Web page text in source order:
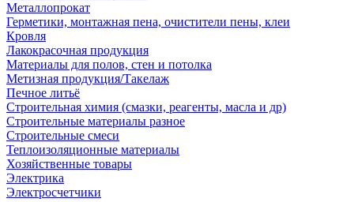
Металлопрокат
Герметики, монтажная пена, очистители пены, клеи
Кровля
Лакокрасочная продукция
Материалы для полов, стен и потолка
Метизная продукция/Такелаж
Печное литьё
Строительная химия (смазки, реагенты, масла и др)
Строительные материалы разное
Строительные смеси
Теплоизоляционные материалы
Хозяйственные товары
Электрика
Электросчетчики